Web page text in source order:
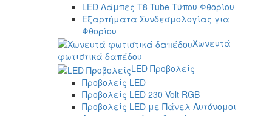
LED Λάμπες T8 Tube Τύπου Φθορίου
Εξαρτήματα Συνδεσμολογίας για
Φθορίου
Χωνευτά
φωτιστικά δαπέδου
LED Προβολείς
Προβολείς LED
Προβολείς LED 230 Volt RGB
Προβολείς LED με Πάνελ Αυτόνομοι